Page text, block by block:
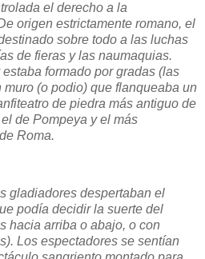
el derecho a la
origen estrictamente romano, el
sobre todo a las luchas
de fieras y las naumaquias.
formado por gradas (las
(o podio) que flanqueaba un
de piedra más antiguo de
de Pompeya y el más
Roma.
gladiadores despertaban el
podía decidir la suerte del
hacia arriba o abajo, o con
Los espectadores se sentían